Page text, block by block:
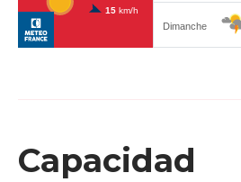
Capacidad